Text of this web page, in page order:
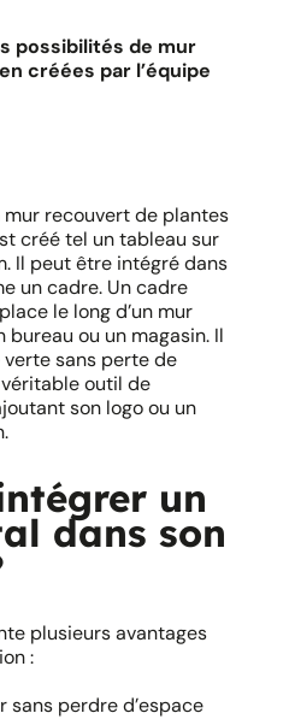
possibilités de mur
créées par l’équipe
recouvert de plantes
créé tel un tableau sur
Il peut être intégré dans
un cadre. Un cadre
le long d’un mur
ou un magasin. Il
sans perte de
outil de
son logo ou un
un
dans son
plusieurs avantages
:
perdre d’espace